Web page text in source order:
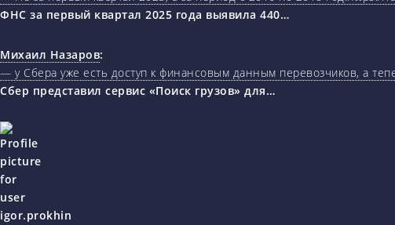
ФНС за первый квартал 2025 года выявила 440…
Михаил Назаров:
— у Сбера уже есть доступ к финансовым данным перевозчиков, а
Сбер представил сервис «Поиск грузов» для…